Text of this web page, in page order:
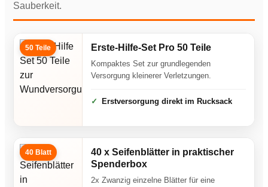
Sauberkeit.
50 Teile Erste-Hilfe-Set Pro 50 Teile
Kompaktes Set zur grundlegenden
Versorgung kleinerer Verletzungen.
Erstversorgung direkt im Rucksack
40 Blatt
40 x Seifenblätter in praktischer
Spenderbox
2x Zwanzig einzelne Blätter für eine